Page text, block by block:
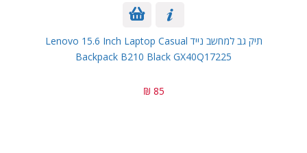
תיק גב למחשב נייד Lenovo 15.6 Inch Laptop Casual
Backpack B210 Black GX40Q17225
85 ₪